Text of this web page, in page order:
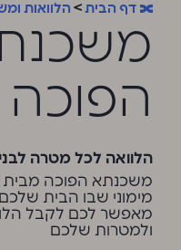
דף הבית> הלוואות
הפוכה
הלוואה לכל מטרה לבני
משכנתא הפוכה מבית
מימוני שבו הבית
מאפשר לכם לקבל
ולמטרות שלכם